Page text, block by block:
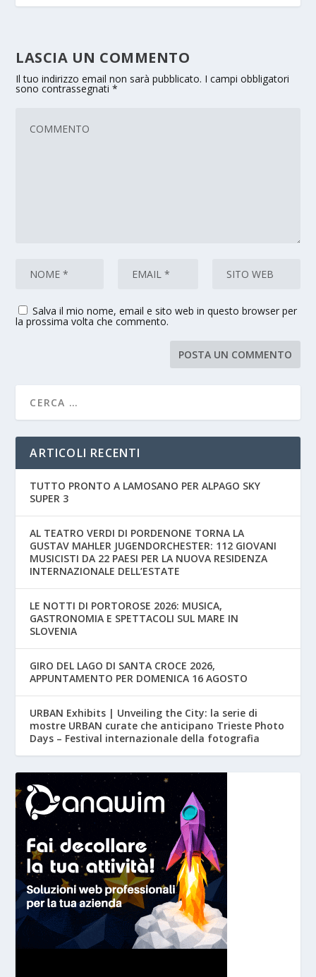
LASCIA UN COMMENTO
Il tuo indirizzo email non sarà pubblicato. I campi obbligatori
sono contrassegnati*
Salva il mio nome, email e sito web in questo browser per
la prossima volta che commento.
ARTICOLI RECENTI
TUTTO PRONTO A LAMOSANO PER ALPAGO SKY
SUPER 3
AL TEATRO VERDI DI PORDENONE TORNA LA
GUSTAV MAHLER JUGENDORCHESTER: 112 GIOVANI
MUSICISTI DA 22 PAESI PER LA NUOVA RESIDENZA
INTERNAZIONALE DELL’ESTATE
LE NOTTI DI PORTOROSE 2026: MUSICA,
GASTRONOMIA E SPETTACOLI SUL MARE IN
SLOVENIA
GIRO DEL LAGO DI SANTA CROCE 2026,
APPUNTAMENTO PER DOMENICA 16 AGOSTO
URBAN Exhibits | Unveiling the City: la serie di
mostre URBAN curate che anticipano Trieste Photo
Days – Festival internazionale della fotografia